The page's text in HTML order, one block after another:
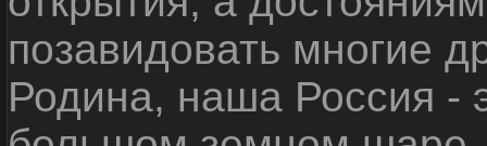
позавидовать многие
Родина, наша Россия -